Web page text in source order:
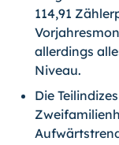
114,91
allerdings
Niveau.
Die